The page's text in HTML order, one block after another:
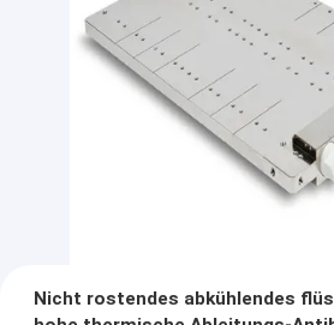
Nicht rostendes abkühlendes